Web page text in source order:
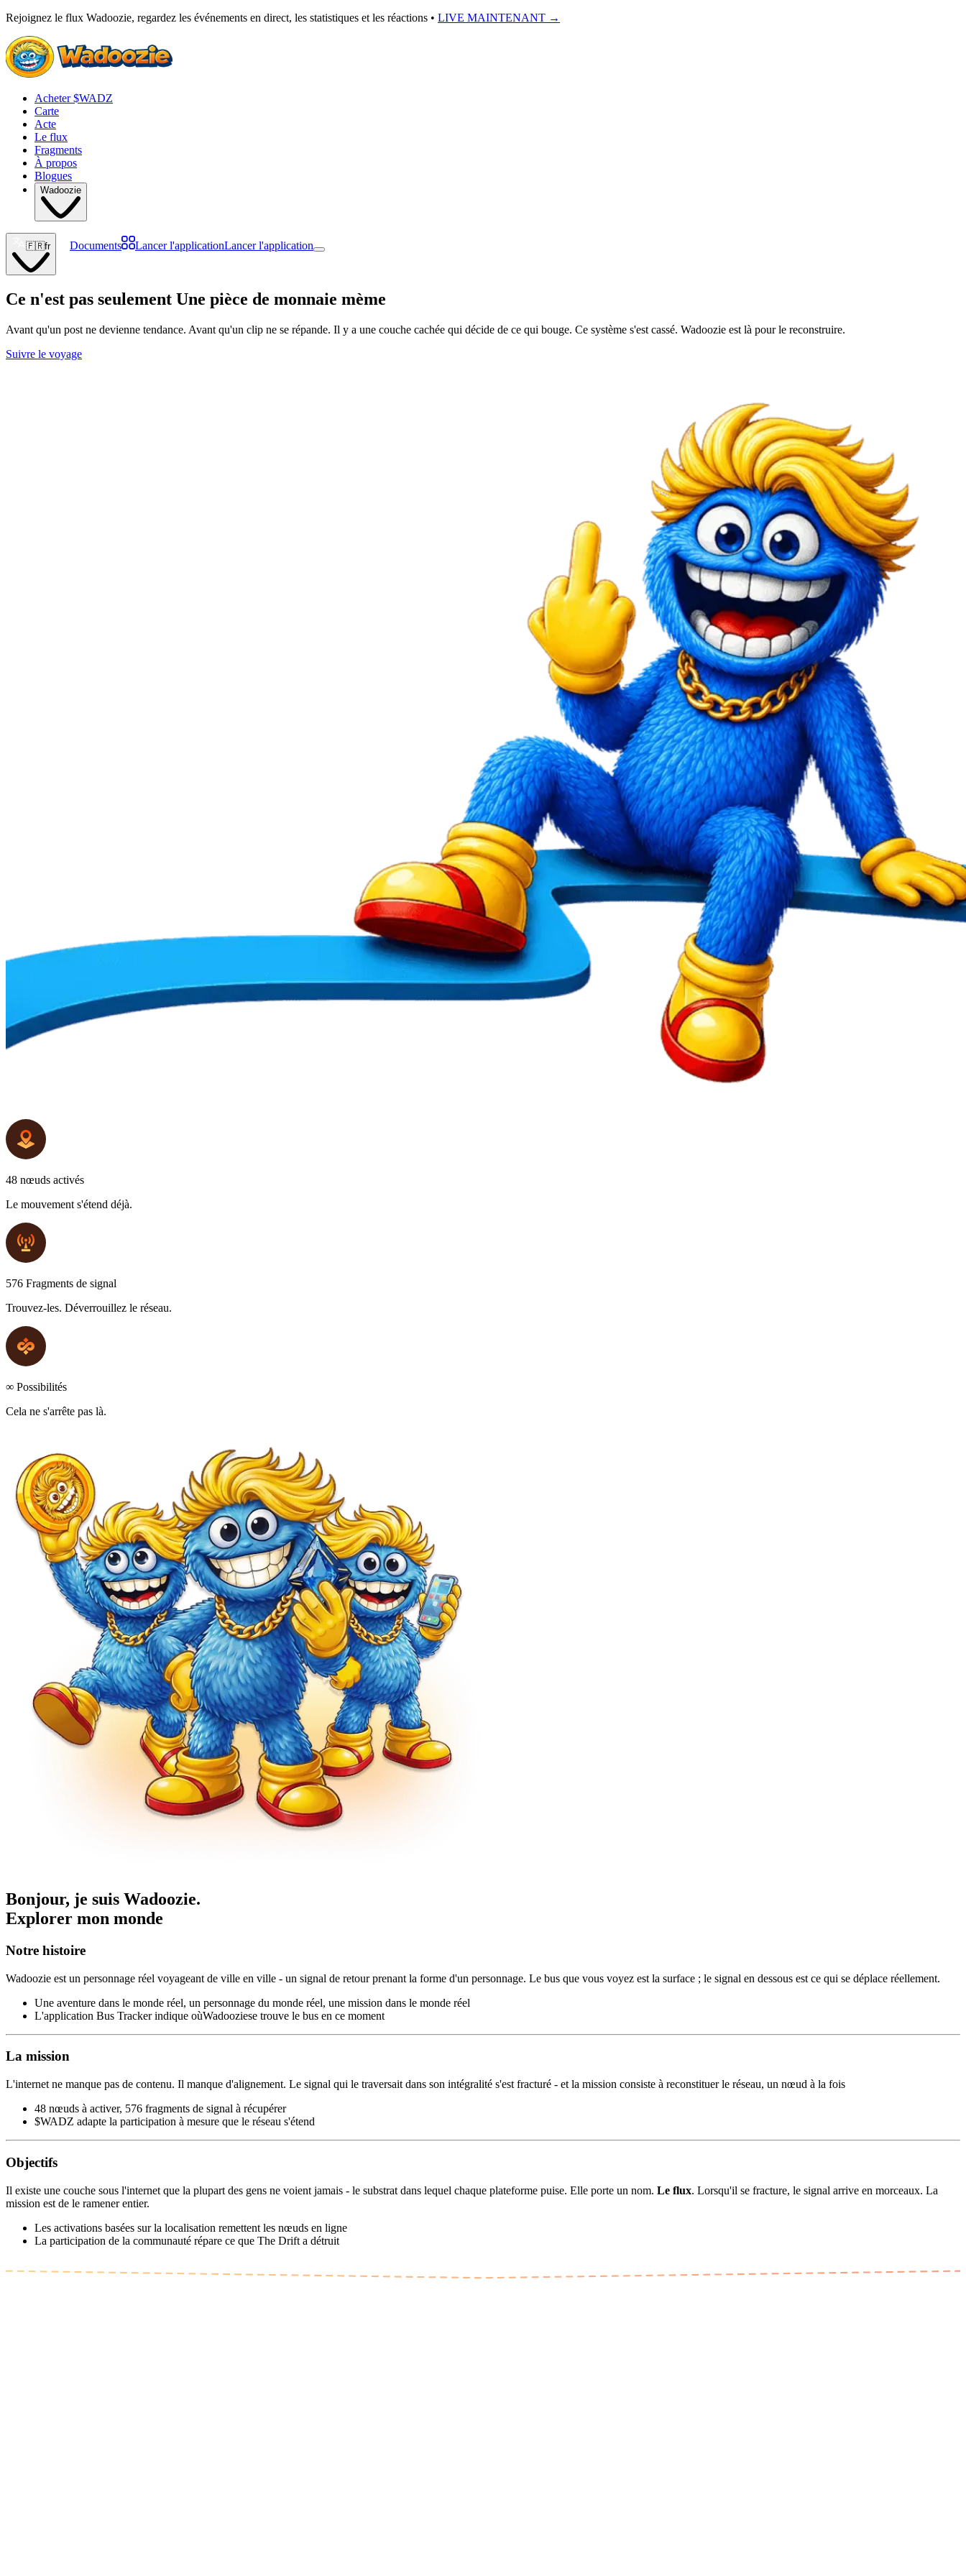
Rejoignez le flux Wadoozie, regardez les événements en direct, les statistiques et les réactions • LIVE MAINTENANT →
Acheter $WADZ
Carte
Acte
Le flux
Fragments
À propos
Blogues
Wadoozie
🇫🇷fr Documents Lancer l'applicationLancer l'application
Ce n'est pas seulement Une pièce de monnaie mème
Avant qu'un post ne devienne tendance. Avant qu'un clip ne se répande. Il y a une couche cachée qui décide de ce qui bouge. Ce système s'est cassé. Wadoozie est là pour le reconstruire.
Suivre le voyage
48 nœuds activés
Le mouvement s'étend déjà.
576 Fragments de signal
Trouvez-les. Déverrouillez le réseau.
∞ Possibilités
Cela ne s'arrête pas là.
Bonjour, je suis Wadoozie.
Explorer mon monde
Notre histoire
Wadoozie est un personnage réel voyageant de ville en ville - un signal de retour prenant la forme d'un personnage. Le bus que vous voyez est la surface ; le signal en dessous est ce qui se déplace réellement.
Une aventure dans le monde réel, un personnage du monde réel, une mission dans le monde réel
L'application Bus Tracker indique oùWadooziese trouve le bus en ce moment
La mission
L'internet ne manque pas de contenu. Il manque d'alignement. Le signal qui le traversait dans son intégralité s'est fracturé - et la mission consiste à reconstituer le réseau, un nœud à la fois
48 nœuds à activer, 576 fragments de signal à récupérer
$WADZ adapte la participation à mesure que le réseau s'étend
Objectifs
Il existe une couche sous l'internet que la plupart des gens ne voient jamais - le substrat dans lequel chaque plateforme puise. Elle porte un nom. Le flux. Lorsqu'il se fracture, le signal arrive en morceaux. La
mission est de le ramener entier.
Les activations basées sur la localisation remettent les nœuds en ligne
La participation de la communauté répare ce que The Drift a détruit